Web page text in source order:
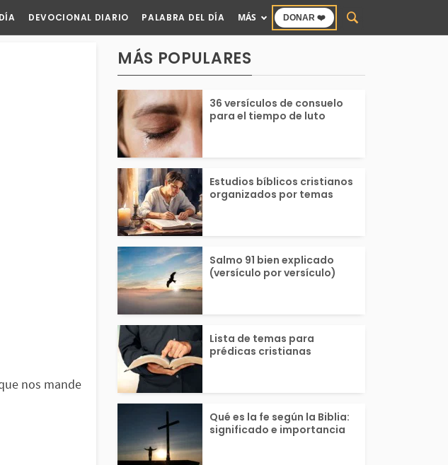
DEVOCIONAL DIARIO PALABRA DEL DÍA MÁS DONAR ❤️
nos mande
MÁS POPULARES
36 versículos de consuelo
para el tiempo de luto
Estudios bíblicos cristianos
organizados por temas
Salmo 91 bien explicado
(versículo por versículo)
Lista de temas para
prédicas cristianas
Qué es la fe según la Biblia:
significado e importancia